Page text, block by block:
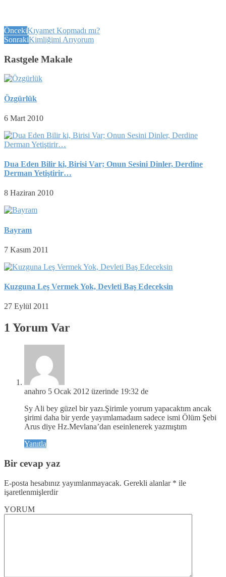
ÖncekiKıyamet Kopmadı mı?
SonrakiKimliğimi Arıyorum
Rastgele Makale
Özgürlük
6 Mart 2010
Dua Eden Bilir ki, Birisi Var; Onun Sesini Dinler, Derdine
Derman Yetiştirir…
8 Haziran 2010
Bayram
7 Kasım 2011
Kuzguna Leş Vermek Yok, Devleti Baş Edeceksin
27 Eylül 2011
1 Yorum Var
anahro 5 Ocak 2012 üzerinde 19:32 de
Sy Ali bey güzel bir yazı.Şirimle yoırum yapacaktım ancak
şirimi daha bir yerde yayımlamadaım sadece ismi Ölüm Şebi
Arus diye Hz.Mevlana’dan eseinlenerek yazmıştım
Yanıtla
Bir cevap yaz
E-posta hesabınız yayımlanmayacak. Gerekli alanlar * ile
işaretlenmişlerdir
YORUM